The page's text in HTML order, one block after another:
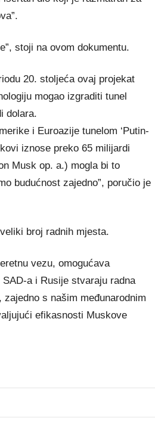
stoji na ovom dokumentu.
20. stoljeća ovaj projekat
mogao izgraditi tunel
dolara.
i Euroazije tunelom ‘Putin-
iznose preko 65 milijardi
Musk op. a.) mogla bi to
budućnost zajedno”, poručio je
broj radnih mjesta.
vezu, omogućava
a i Rusije stvaraju radna
s našim međunarodnim
efikasnosti Muskove